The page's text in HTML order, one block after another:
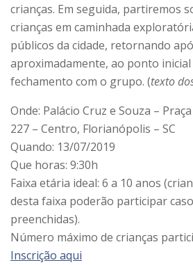
crianças. Em seguida, partiremos
crianças em caminhada
públicos da cidade, retornando
aproximadamente, ao ponto
fechamento com o grupo. (texto
Onde: Palácio Cruz e Souza –
227 – Centro, Florianópolis – SC
Quando: 13/07/2019
Que horas: 9:30h
Faixa etária ideal: 6 a 10 anos
desta faixa poderão participar
preenchidas).
Número máximo de crianças
Inscrição aqui